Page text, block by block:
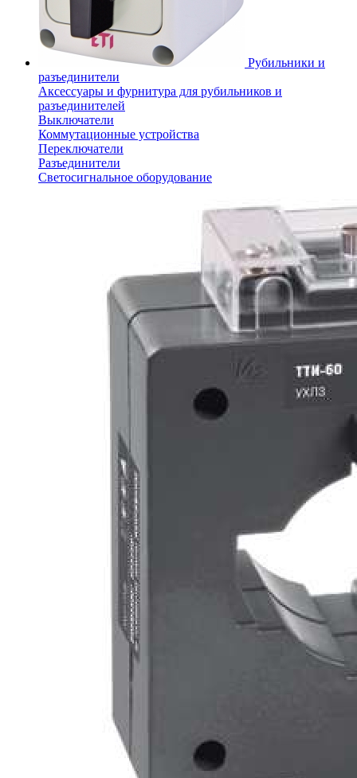
Рубильники и
разъединители
Аксессуары и фурнитура для рубильников и
разъединителей
Выключатели
Коммутационные устройства
Переключатели
Разъединители
Светосигнальное оборудование